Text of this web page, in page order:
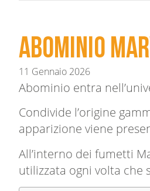
Abominio
11 Gennaio 2026
Abominio entra
Condivide l’origine
apparizione viene
All’interno dei fumetti
utilizzata ogni volta che